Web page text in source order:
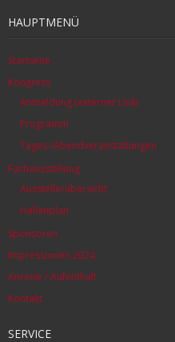
HAUPTMENÜ
Startseite
Kongress
Anmeldung (externer Link)
Programm
Tages-/Abendveranstaltungen
Fachausstellung
Ausstellerübersicht
Hallenplan
Sponsoren
Impressionen 2024
Anreise / Aufenthalt
Kontakt
SERVICE